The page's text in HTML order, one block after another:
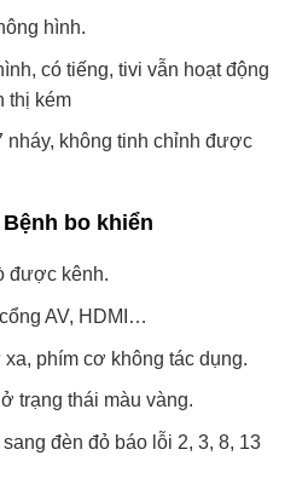
hình.
có tiếng, tivi vẫn hoạt động
thị kém
nháy, không tinh chỉnh được
bo khiển
được kênh.
AV, HDMI…
phím cơ không tác dụng.
trạng thái màu vàng.
đèn đỏ báo lỗi 2, 3, 8, 13